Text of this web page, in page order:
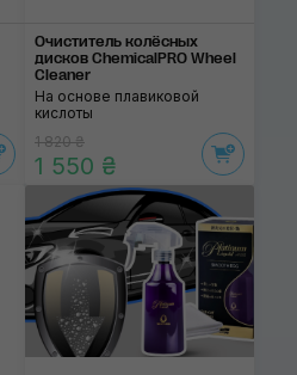
Очиститель колёсных
дисков ChemicalPRO Wheel
Cleaner
На основе плавиковой
кислоты
1 820 ₴
1 550 ₴